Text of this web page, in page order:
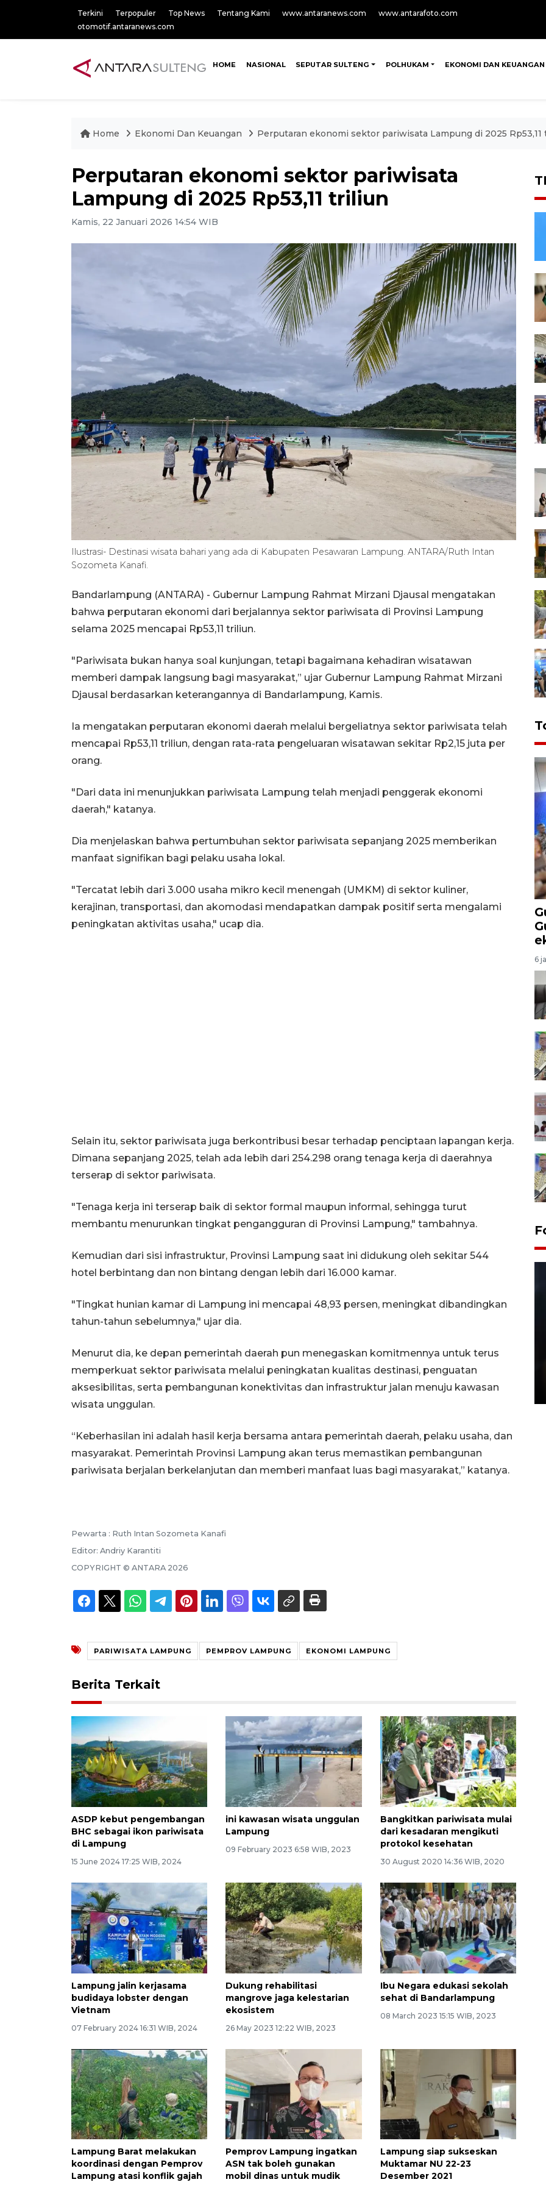
Terkini Terpopuler Top News Tentang Kami www.antaranews.com
www.antarafoto.com
otomotif.antaranews.com
HOME NASIONAL SEPUTAR SULTENG POLHUKAM EKONOMI DAN KEUANGAN
Home Ekonomi Dan Keuangan Perputaran ekonomi sektor pariwisata Lampung di 2025 Rp53,11
Perputaran ekonomi sektor pariwisata
Lampung di 2025 Rp53,11 triliun
Kamis, 22 Januari 2026 14:54 WIB
Ilustrasi- Destinasi wisata bahari yang ada di Kabupaten Pesawaran Lampung. ANTARA/Ruth Intan
Sozometa Kanafi.
Bandarlampung (ANTARA) - Gubernur Lampung Rahmat Mirzani Djausal mengatakan
bahwa perputaran ekonomi dari berjalannya sektor pariwisata di Provinsi Lampung
selama 2025 mencapai Rp53,11 triliun.
"Pariwisata bukan hanya soal kunjungan, tetapi bagaimana kehadiran wisatawan
memberi dampak langsung bagi masyarakat,” ujar Gubernur Lampung Rahmat Mirzani
Djausal berdasarkan keterangannya di Bandarlampung, Kamis.
Ia mengatakan perputaran ekonomi daerah melalui bergeliatnya sektor pariwisata telah
mencapai Rp53,11 triliun, dengan rata-rata pengeluaran wisatawan sekitar Rp2,15 juta per
orang.
"Dari data ini menunjukkan pariwisata Lampung telah menjadi penggerak ekonomi
daerah," katanya.
Dia menjelaskan bahwa pertumbuhan sektor pariwisata sepanjang 2025 memberikan
manfaat signifikan bagi pelaku usaha lokal.
"Tercatat lebih dari 3.000 usaha mikro kecil menengah (UMKM) di sektor kuliner,
kerajinan, transportasi, dan akomodasi mendapatkan dampak positif serta mengalami
peningkatan aktivitas usaha," ucap dia.
Selain itu, sektor pariwisata juga berkontribusi besar terhadap penciptaan lapangan kerja.
Dimana sepanjang 2025, telah ada lebih dari 254.298 orang tenaga kerja di daerahnya
terserap di sektor pariwisata.
"Tenaga kerja ini terserap baik di sektor formal maupun informal, sehingga turut
membantu menurunkan tingkat pengangguran di Provinsi Lampung," tambahnya.
Kemudian dari sisi infrastruktur, Provinsi Lampung saat ini didukung oleh sekitar 544
hotel berbintang dan non bintang dengan lebih dari 16.000 kamar.
"Tingkat hunian kamar di Lampung ini mencapai 48,93 persen, meningkat dibandingkan
tahun-tahun sebelumnya," ujar dia.
Menurut dia, ke depan pemerintah daerah pun menegaskan komitmennya untuk terus
memperkuat sektor pariwisata melalui peningkatan kualitas destinasi, penguatan
aksesibilitas, serta pembangunan konektivitas dan infrastruktur jalan menuju kawasan
wisata unggulan.
“Keberhasilan ini adalah hasil kerja bersama antara pemerintah daerah, pelaku usaha, dan
masyarakat. Pemerintah Provinsi Lampung akan terus memastikan pembangunan
pariwisata berjalan berkelanjutan dan memberi manfaat luas bagi masyarakat,” katanya.
Pewarta : Ruth Intan Sozometa Kanafi
Editor: Andriy Karantiti
COPYRIGHT © ANTARA 2026
PARIWISATA LAMPUNG PEMPROV LAMPUNG EKONOMI LAMPUNG
Berita Terkait
ASDP kebut pengembangan
BHC sebagai ikon pariwisata
di Lampung
15 June 2024 17:25 WIB, 2024
ini kawasan wisata unggulan
Lampung
09 February 2023 6:58 WIB, 2023
Bangkitkan pariwisata mulai
dari kesadaran mengikuti
protokol kesehatan
30 August 2020 14:36 WIB, 2020
Lampung jalin kerjasama
budidaya lobster dengan
Vietnam
07 February 2024 16:31 WIB, 2024
Dukung rehabilitasi
mangrove jaga kelestarian
ekosistem
26 May 2023 12:22 WIB, 2023
Ibu Negara edukasi sekolah
sehat di Bandarlampung
08 March 2023 15:15 WIB, 2023
Lampung Barat melakukan
koordinasi dengan Pemprov
Lampung atasi konflik gajah
Pemprov Lampung ingatkan
ASN tak boleh gunakan
mobil dinas untuk mudik
Lampung siap sukseskan
Muktamar NU 22-23
Desember 2021
6
Layanan pembuatan SIM Baru
di Satpas Polresta Palu
15 July 2026 14:08 WIB